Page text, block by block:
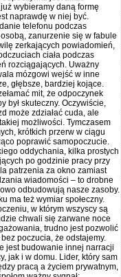
wybieramy daną formę
naprawdę w niej być.
telefonu podczas
zanurzenie się w fabule
zerkających powiadomień,
ciała podczas
rozciągających. Uważny
mózgowi wejść w inne
głębsze, bardziej kojące.
mit, że odpoczynek
był skuteczny. Oczywiście,
może zdziałać cuda, ale
możliwości. Tymczasem
krótkich przerw w ciągu
poprawić samopoczucie.
oddychania, kilka prostych
po godzinie pracy przy
patrzenia za okno zamiast
wiadomości – to drobne
odbudowują nasze zasoby.
ma też wymiar społeczny.
w którym wszyscy są
chwali się zarwane noce
trudno jest pozwolić
poczucia, że odstajemy.
jest budowanie innej narracji
jak i w domu. Lider, który sam
pracą a życiem prywatnym,